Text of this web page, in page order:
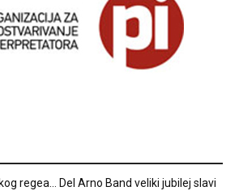
regea… Del Arno Band veliki jubilej slavi